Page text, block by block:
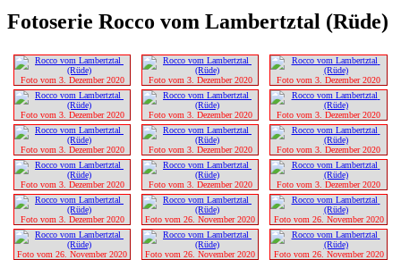
Fotoserie Rocco vom Lambertztal (Rüde)
Foto vom 3. Dezember 2020 Foto vom 3. Dezember 2020 Foto vom 3. Dezember 2020
Foto vom 3. Dezember 2020 Foto vom 3. Dezember 2020 Foto vom 3. Dezember 2020
Foto vom 3. Dezember 2020 Foto vom 3. Dezember 2020 Foto vom 3. Dezember 2020
Foto vom 3. Dezember 2020 Foto vom 3. Dezember 2020 Foto vom 3. Dezember 2020
Foto vom 3. Dezember 2020 Foto vom 26. November 2020 Foto vom 26. November 2020
Foto vom 26. November 2020 Foto vom 26. November 2020 Foto vom 26. November 2020